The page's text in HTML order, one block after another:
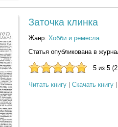
Заточка клинка
Жанр: Хобби и ремесла
Статья опубликована в
5 из 5
Читать книгу Скачать книгу